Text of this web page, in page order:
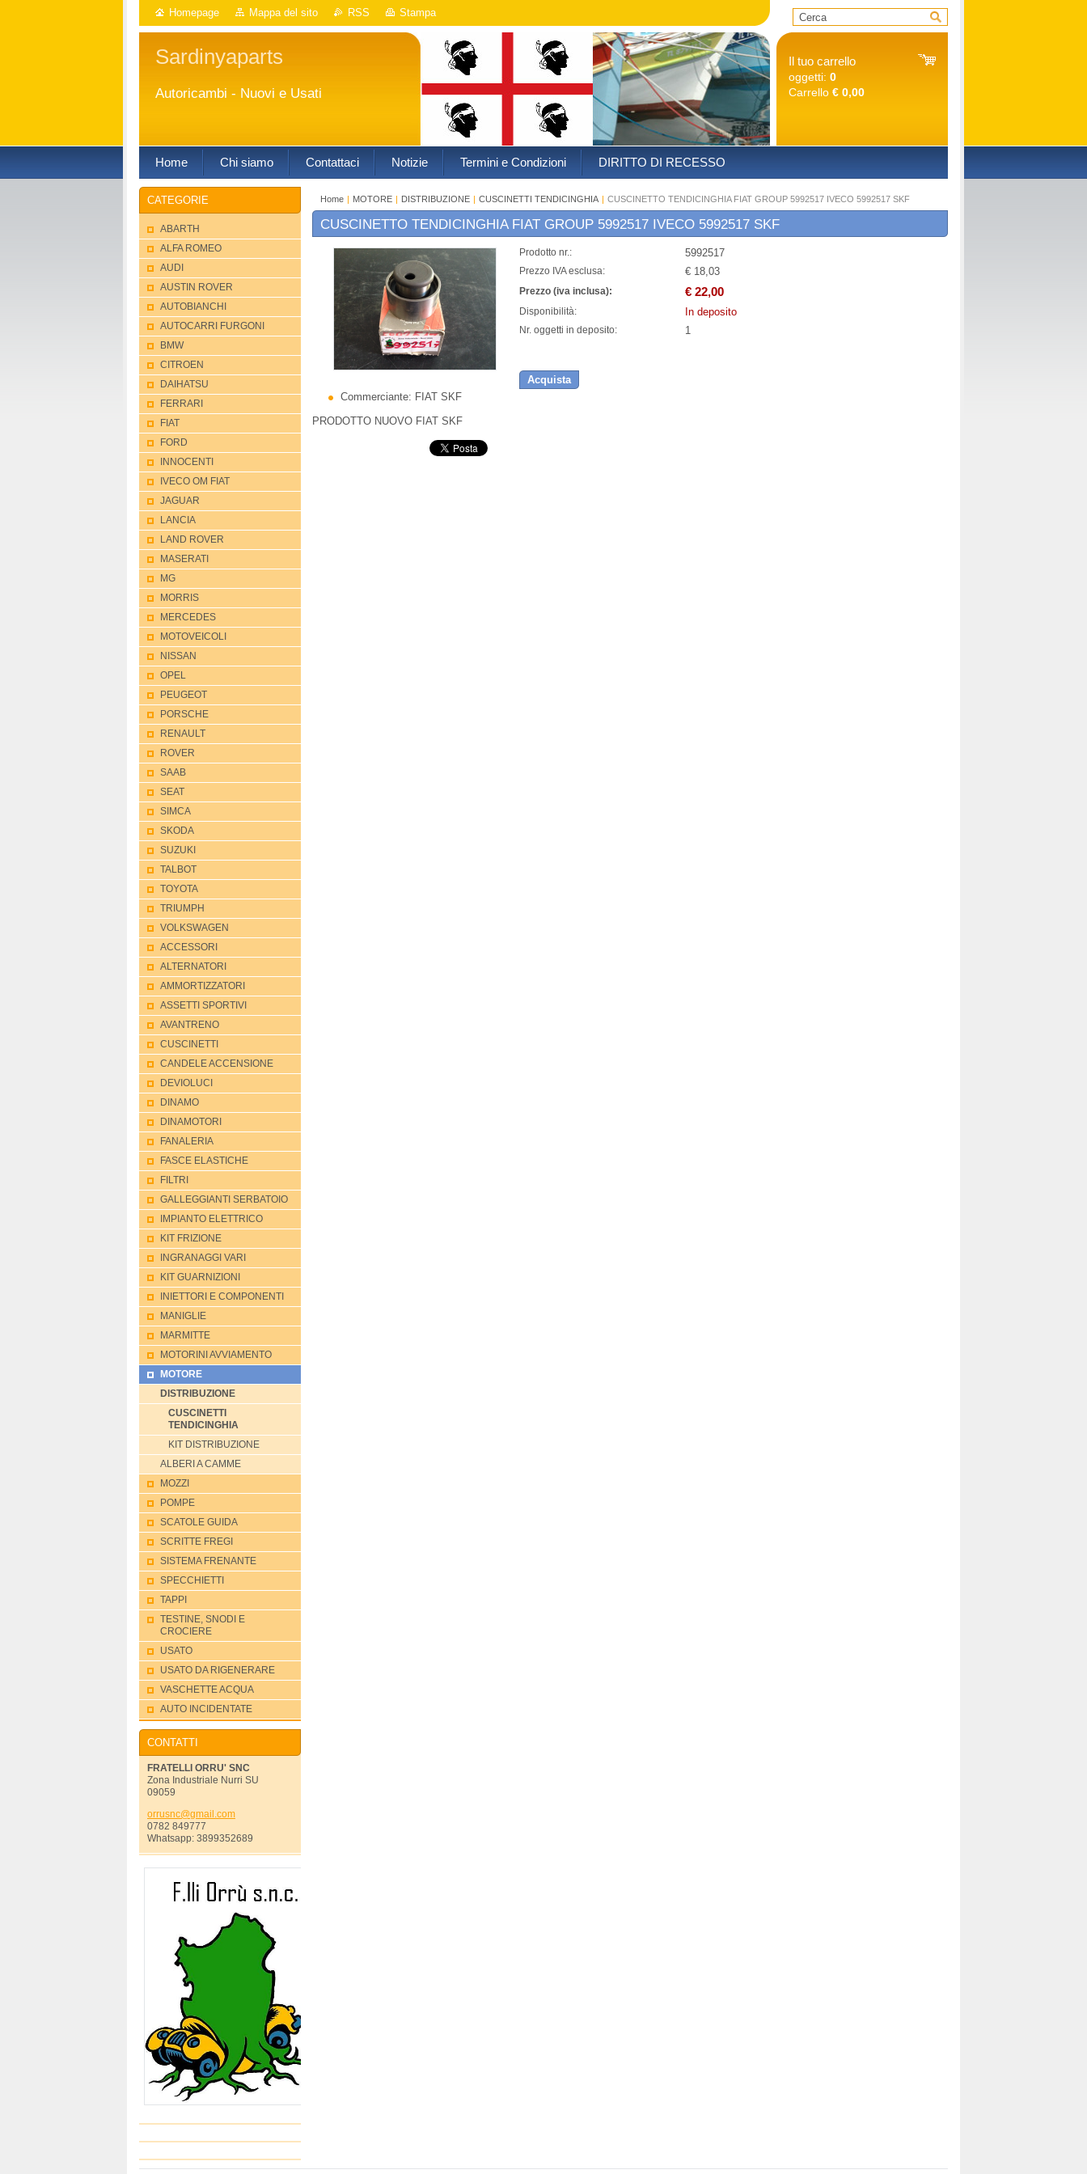
Homepage Mappa del sito RSS Stampa
Sardinyaparts
Autoricambi - Nuovi e Usati
Il tuo carrello
oggetti: 0
Carrello € 0,00
Home Chi siamo Contattaci Notizie Termini e Condizioni DIRITTO DI RECESSO
Home | MOTORE | DISTRIBUZIONE | CUSCINETTI TENDICINGHIA | CUSCINETTO TENDICINGHIA FIAT GROUP 5992517 IVECO 5992517 SKF
CUSCINETTO TENDICINGHIA FIAT GROUP 5992517 IVECO 5992517 SKF
Commerciante: FIAT SKF
Prodotto nr.: 5992517
Prezzo IVA esclusa: € 18,03
Prezzo (iva inclusa): € 22,00
Disponibilità: In deposito
Nr. oggetti in deposito: 1
Acquista
PRODOTTO NUOVO FIAT SKF
CATEGORIE
ABARTH
ALFA ROMEO
AUDI
AUSTIN ROVER
AUTOBIANCHI
AUTOCARRI FURGONI
BMW
CITROEN
DAIHATSU
FERRARI
FIAT
FORD
INNOCENTI
IVECO OM FIAT
JAGUAR
LANCIA
LAND ROVER
MASERATI
MG
MORRIS
MERCEDES
MOTOVEICOLI
NISSAN
OPEL
PEUGEOT
PORSCHE
RENAULT
ROVER
SAAB
SEAT
SIMCA
SKODA
SUZUKI
TALBOT
TOYOTA
TRIUMPH
VOLKSWAGEN
ACCESSORI
ALTERNATORI
AMMORTIZZATORI
ASSETTI SPORTIVI
AVANTRENO
CUSCINETTI
CANDELE ACCENSIONE
DEVIOLUCI
DINAMO
DINAMOTORI
FANALERIA
FASCE ELASTICHE
FILTRI
GALLEGGIANTI SERBATOIO
IMPIANTO ELETTRICO
KIT FRIZIONE
INGRANAGGI VARI
KIT GUARNIZIONI
INIETTORI E COMPONENTI
MANIGLIE
MARMITTE
MOTORINI AVVIAMENTO
MOTORE
DISTRIBUZIONE
CUSCINETTI
TENDICINGHIA
KIT DISTRIBUZIONE
ALBERI A CAMME
MOZZI
POMPE
SCATOLE GUIDA
SCRITTE FREGI
SISTEMA FRENANTE
SPECCHIETTI
TAPPI
TESTINE, SNODI E
CROCIERE
USATO
USATO DA RIGENERARE
VASCHETTE ACQUA
AUTO INCIDENTATE
CONTATTI
FRATELLI ORRU' SNC
Zona Industriale Nurri SU
09059
orrusnc@gmail.com
0782 849777
Whatsapp: 3899352689